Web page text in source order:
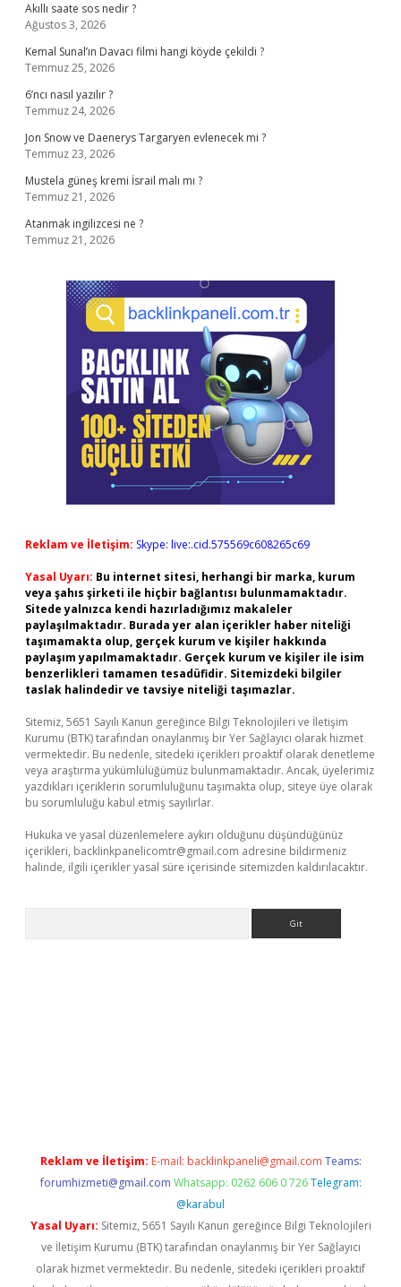
Akıllı saate sos nedir ?
Ağustos 3, 2026
Kemal Sunal’ın Davacı filmi hangi köyde çekildi ?
Temmuz 25, 2026
6’ncı nasıl yazılır ?
Temmuz 24, 2026
Jon Snow ve Daenerys Targaryen evlenecek mi ?
Temmuz 23, 2026
Mustela güneş kremi İsrail malı mı ?
Temmuz 21, 2026
Atanmak ingilizcesi ne ?
Temmuz 21, 2026
Reklam ve İletişim: Skype: live:.cid.575569c608265c69
Yasal Uyarı: Bu internet sitesi, herhangi bir marka, kurum
veya şahıs şirketi ile hiçbir bağlantısı bulunmamaktadır.
Sitede yalnızca kendi hazırladığımız makaleler
paylaşılmaktadır. Burada yer alan içerikler haber niteliği
taşımamakta olup, gerçek kurum ve kişiler hakkında
paylaşım yapılmamaktadır. Gerçek kurum ve kişiler ile isim
benzerlikleri tamamen tesadüfidir. Sitemizdeki bilgiler
taslak halindedir ve tavsiye niteliği taşımazlar.
Sitemiz, 5651 Sayılı Kanun gereğince Bilgi Teknolojileri ve İletişim
Kurumu (BTK) tarafından onaylanmış bir Yer Sağlayıcı olarak hizmet
vermektedir. Bu nedenle, sitedeki içerikleri proaktif olarak denetleme
veya araştırma yükümlülüğümüz bulunmamaktadır. Ancak, üyelerimiz
yazdıkları içeriklerin sorumluluğunu taşımakta olup, siteye üye olarak
bu sorumluluğu kabul etmiş sayılırlar.
Hukuka ve yasal düzenlemelere aykırı olduğunu düşündüğünüz
içerikleri, backlinkpanelicomtr@gmail.com adresine bildirmeniz
halinde, ilgili içerikler yasal süre içerisinde sitemizden kaldırılacaktır.
Reklam ve İletişim: E-mail: backlinkpaneli@gmail.com Teams:
forumhizmeti@gmail.com Whatsapp: 0262 606 0 726 Telegram:
@karabul
Yasal Uyarı: Sitemiz, 5651 Sayılı Kanun gereğince Bilgi Teknolojileri
ve İletişim Kurumu (BTK) tarafından onaylanmış bir Yer Sağlayıcı
olarak hizmet vermektedir. Bu nedenle, sitedeki içerikleri proaktif